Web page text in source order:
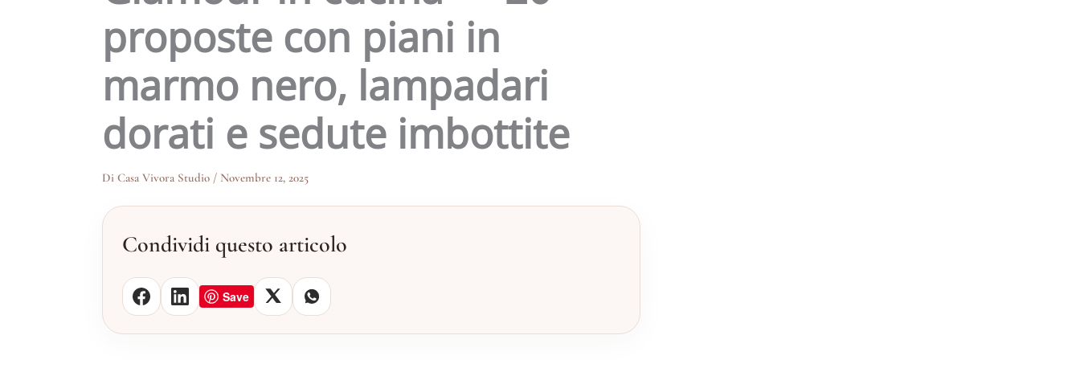
proposte con piani in
marmo nero, lampadari
dorati e sedute imbottite
Di Casa Vivora Studio / Novembre 12, 2025
Condividi questo articolo
Save